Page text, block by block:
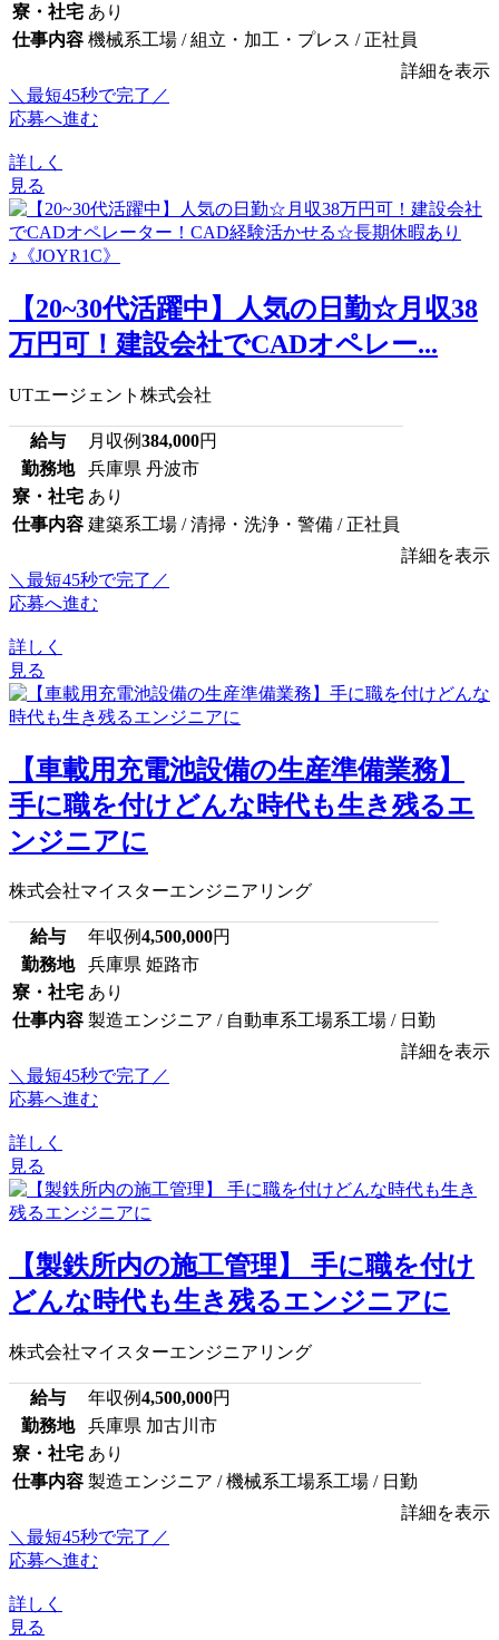
寮・社宅 あり
仕事内容 機械系工場 / 組立・加工・プレス / 正社員
詳細を表示
＼最短45秒で完了／
応募へ進む
詳しく
見る
【20~30代活躍中】人気の日勤☆月収38
万円可！建設会社でCADオペレー...
UTエージェント株式会社
給与 月収例384,000円
勤務地
兵庫県 丹波市
寮・社宅 あり
仕事内容 建築系工場 / 清掃・洗浄・警備 / 正社員
詳細を表示
＼最短45秒で完了／
応募へ進む
詳しく
見る
【車載用充電池設備の生産準備業務】
手に職を付けどんな時代も生き残るエ
ンジニアに
株式会社マイスターエンジニアリング
給与 年収例4,500,000円
勤務地
兵庫県 姫路市
寮・社宅 あり
仕事内容 製造エンジニア / 自動車系工場系工場 / 日勤
詳細を表示
＼最短45秒で完了／
応募へ進む
詳しく
見る
【製鉄所内の施工管理】 手に職を付け
どんな時代も生き残るエンジニアに
株式会社マイスターエンジニアリング
給与 年収例4,500,000円
勤務地
兵庫県 加古川市
寮・社宅 あり
仕事内容 製造エンジニア / 機械系工場系工場 / 日勤
詳細を表示
＼最短45秒で完了／
応募へ進む
詳しく
見る